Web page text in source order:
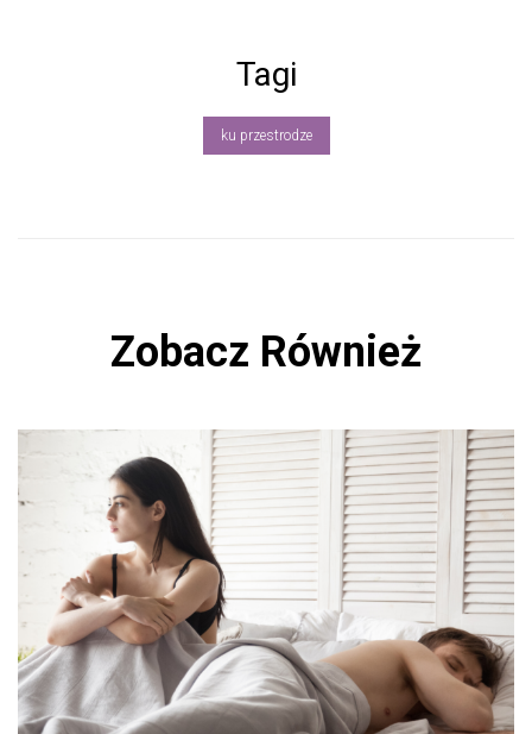
Tagi
ku przestrodze
Zobacz Również